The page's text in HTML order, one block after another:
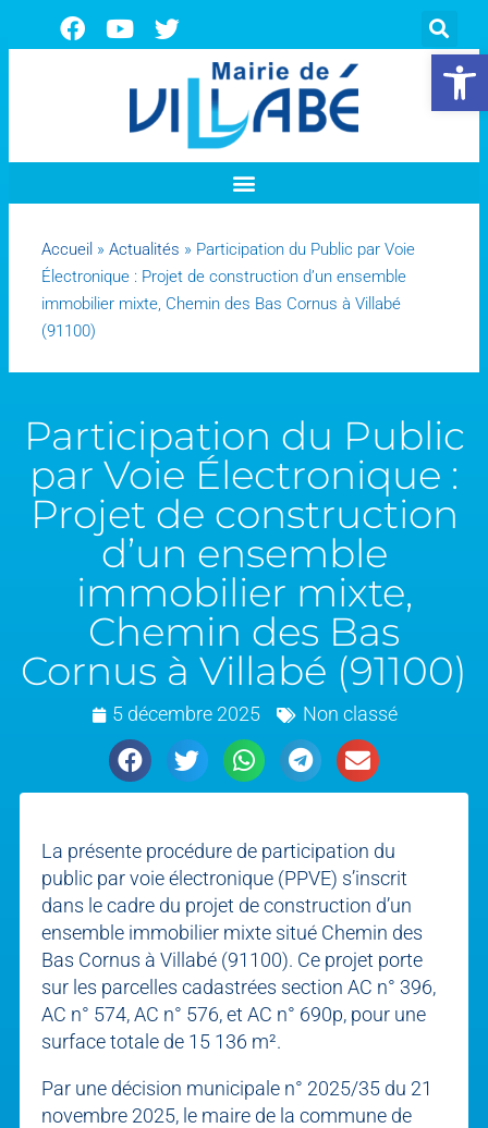
Ouvrir
Accueil » Actualités » Participation du Public par Voie
Électronique : Projet de construction d’un ensemble
immobilier mixte, Chemin des Bas Cornus à Villabé
(91100)
Participation du Public
par Voie Électronique :
Projet de construction
d’un ensemble
immobilier mixte,
Chemin des Bas
Cornus à Villabé (91100)
5 décembre 2025 Non classé
La présente procédure de participation du
public par voie électronique (PPVE) s’inscrit
dans le cadre du projet de construction d’un
ensemble immobilier mixte situé Chemin des
Bas Cornus à Villabé (91100). Ce projet porte
sur les parcelles cadastrées section AC n° 396,
AC n° 574, AC n° 576, et AC n° 690p, pour une
surface totale de 15 136 m².
Par une décision municipale n° 2025/35 du 21
novembre 2025, le maire de la commune de